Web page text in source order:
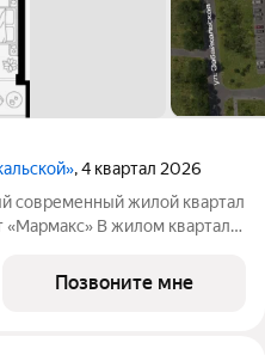
, 4 квартал 2026
современный жилой квартал
«Мармакс» В жилом квартале
атмосфера. Здесь
Позвоните мне